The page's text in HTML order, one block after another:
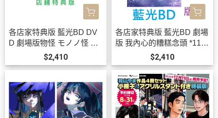
各店家特典版 藍光BD DV
D 劇場版物怪 モノノ怪 第
三章 蛇神 *10/21發售!
$2,410
各店家特典版 藍光BD 劇場
版 我內心的糟糕念頭 *11/1
8發售!0924$2,410